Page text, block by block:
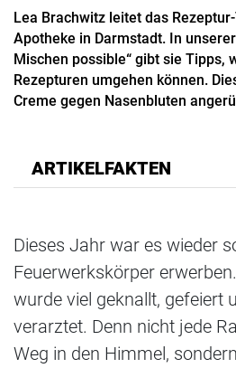
Lea Brachwitz leitet das
Apotheke in Darmstadt. In
Mischen possible“ gibt sie Tipps,
Rezepturen umgehen können.
Creme gegen Nasenbluten
ARTIKELFAKTEN
Dieses Jahr war es wieder
Feuerwerkskörper
wurde viel geknallt, gefeiert
verarztet. Denn nicht jede
Weg in den Himmel,